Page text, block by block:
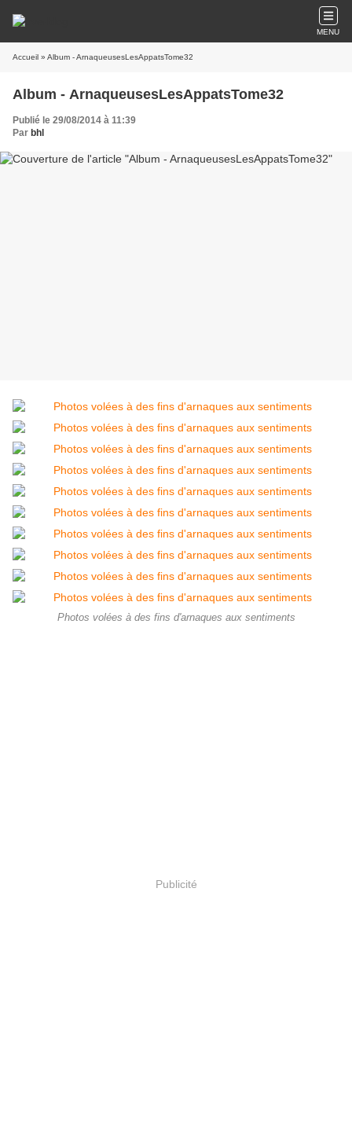
MENU
Accueil » Album - ArnaqueusesLesAppatsTome32
Album - ArnaqueusesLesAppatsTome32
Publié le 29/08/2014 à 11:39
Par bhl
Photos volées à des fins d'arnaques aux sentiments
Publicité